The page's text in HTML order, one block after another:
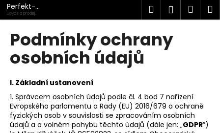
Přejít
na
obsah
Perfekt-
víno.cz
Dovoz a prodej
kvalitních vín
Hledat
Podmínky ochrany
osobních údajů
I. Základní ustanovení
1. Správcem osobních údajů podle čl. 4 bod 7 nařízení
Evropského parlamentu a Rady (EU) 2016/679 o ochraně
fyzických osob v souvislosti se zpracováním osobních
údajů a o volném pohybu těchto údajů (dále jen: „GDPR”)
K
o
C
o
p
o
t
ř